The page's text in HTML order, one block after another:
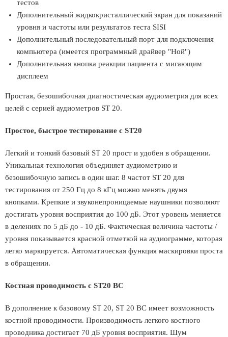
тестов
Дополнительный жидкокристаллический экран для показаний
уровня и частоты или результатов теста SISI
Дополнительный последовательный порт для подключения
компьютера (имеется программный драйвер "Ной")
Дополнительная кнопка реакции пациента с мигающим
дисплеем
Простая, безошибочная диагностическая аудиометрия для всех
целей с серией аудиометров ST 20.
Простое, быстрое тестирование с ST20
Легкий и тонкий базовый ST 20 прост и удобен в обращении.
Уникальная технология объединяет аудиометрию и
безошибочную запись в один шаг. 8 частот ST 20 для
тестирования от 250 Гц до 8 кГц можно менять двумя
кнопками. Крепкие и звуконепроницаемые наушники позволяют
достигать уровня восприятия до 100 дБ. Этот уровень меняется
в делениях по 5 дБ до - 10 дБ. Фактическая величина частоты /
уровня показывается красной отметкой на аудиограмме, которая
легко маркируется. Автоматическая функция маскировки проста
в обращении.
Костная проводимость с ST20 ВС
В дополнение к базовому ST 20, ST 20 ВС имеет возможность
костной проводимости. Производимость легкого костного
проводника достигает 70 дБ уровня восприятия. Шум